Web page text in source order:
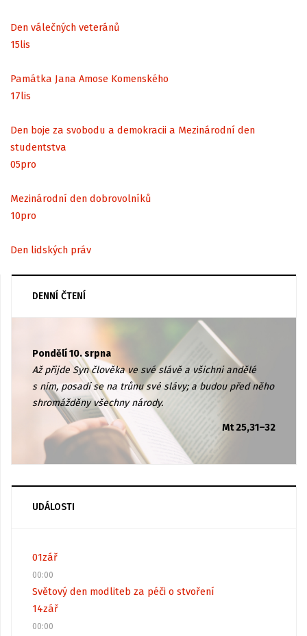
Den válečných veteránů
15lis
Památka Jana Amose Komenského
17lis
Den boje za svobodu a demokracii a Mezinárodní den
studentstva
05pro
Mezinárodní den dobrovolníků
10pro
Den lidských práv
DENNÍ ČTENÍ
Pondělí 10. srpna
Až přijde Syn člověka ve své slávě a všichni andělé
s ním, posadí se na trůnu své slávy; a budou před něho
shromážděny všechny národy.
Mt 25,31–32
UDÁLOSTI
01zář
00:00
Světový den modliteb za péči o stvoření
14zář
00:00